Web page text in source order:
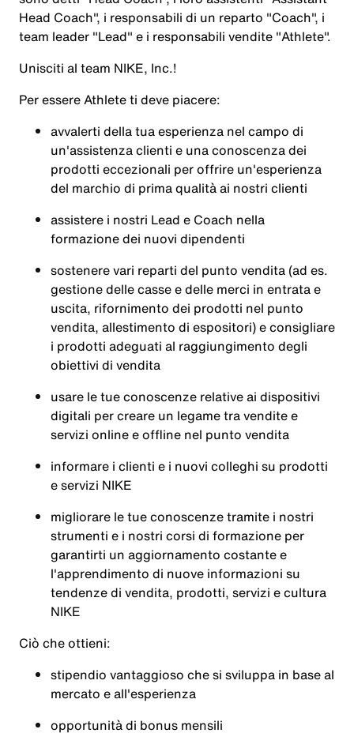
Head Coach", i responsabili di un reparto "Coach", i
team leader "Lead" e i responsabili vendite "Athlete".
Unisciti al team NIKE, Inc.!
Per essereAthleteti deve piacere:
avvalerti della tua esperienza nel campo di
un'assistenza clienti e una conoscenza dei
prodotti eccezionali per offrire un'esperienza
del marchio di prima qualità ai nostri clienti
assistere i nostri Lead e Coach nella
formazione dei nuovi dipendenti
sostenere vari reparti del punto vendita (ad es.
gestione delle casse e delle merci in entrata e
uscita, rifornimento dei prodotti nel punto
vendita, allestimento di espositori) e consigliare
i prodotti adeguati al raggiungimento degli
obiettivi di vendita
usare le tue conoscenze relative ai dispositivi
digitali per creare un legame tra vendite e
servizi online e offline nel punto vendita
informare i clienti e i nuovi colleghi su prodotti
e servizi NIKE
migliorare le tue conoscenze tramite i nostri
strumenti e i nostri corsi di formazione per
garantirti un aggiornamento costante e
l'apprendimento di nuove informazioni su
tendenze di vendita, prodotti, servizi e cultura
NIKE
Ciò che ottieni:
stipendio vantaggioso che si sviluppa in base al
mercato e all'esperienza
opportunità di bonus mensili